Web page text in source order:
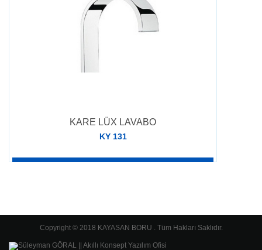
KARE LÜX LAVABO
KY 131
Copyright © 2018 KAYASAN BORU . Tüm Hakları Saklıdır.